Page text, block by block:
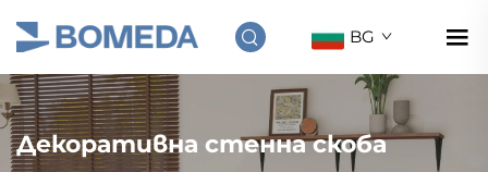
BG
Декоративна стенна скоба